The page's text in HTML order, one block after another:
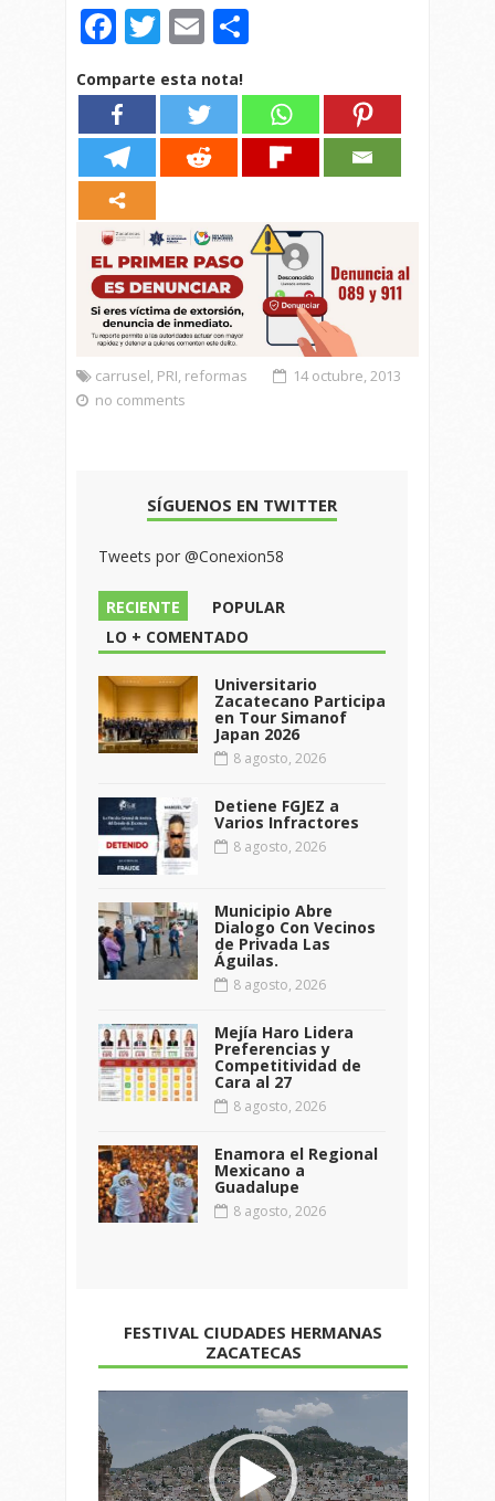
Facebook
Twitter
Email
Comparte esta nota!
carrusel, PRI, reformas
14 octubre, 2013
no comments
SÍGUENOS EN TWITTER
Tweets por @Conexion58
RECIENTE
POPULAR
LO + COMENTADO
Universitario
Zacatecano Participa
en Tour Simanof
Japan 2026
8 agosto, 2026
Detiene FGJEZ a
Varios Infractores
8 agosto, 2026
Municipio Abre
Dialogo Con Vecinos
de Privada Las
Águilas.
8 agosto, 2026
Mejía Haro Lidera
Preferencias y
Competitividad de
Cara al 27
8 agosto, 2026
Enamora el Regional
Mexicano a
Guadalupe
8 agosto, 2026
FESTIVAL CIUDADES HERMANAS
ZACATECAS
de
vídeo